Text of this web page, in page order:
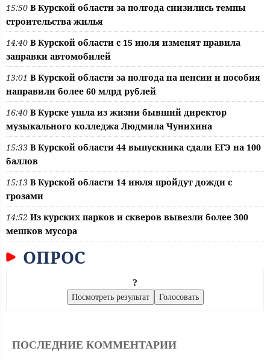
15:50 В Курской области за полгода снизились темпы
строительства жилья
14:40 В Курской области с 15 июля изменят правила
заправки автомобилей
13:01 В Курской области за полгода на пенсии и пособия
направили более 60 млрд рублей
16:40 В Курске ушла из жизни бывший директор
музыкального колледжа Людмила Чунихина
15:33 В Курской области 44 выпускника сдали ЕГЭ на 100
баллов
15:13 В Курской области 14 июля пройдут дожди с
грозами
14:52 Из курских парков и скверов вывезли более 300
мешков мусора
ОПРОС
?
ПОСЛЕДНИЕ КОММЕНТАРИИ